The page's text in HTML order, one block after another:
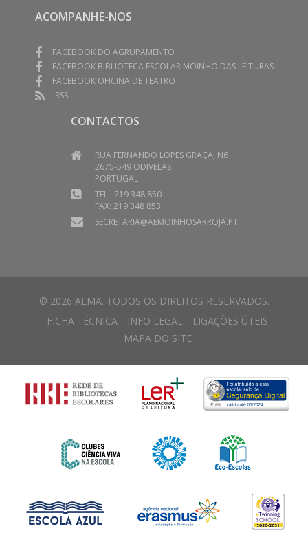
ACOMPANHE-NOS
FACEBOOK DO AGRUPAMENTO
FACEBOOK BIBLIOTECA ESCOLAR MOINHO DAS LEITURAS
FACEBOOK OFICINA DE TEATRO
RSS
CONTACTOS
RUA FERNANDO LOPES GRAÇA, N6
2675-549 ODIVELAS
PORTUGAL
TEL.: 219 348 850
FAX: 219 348 853
SECRETARIA@AEMOINHOSARROJA.PT
© 2026 AEMA. TODOS OS DIREITOS RESERVADOS.
FICHA TÉCNICA
INFO LEGAL
LIGAÇÕES ÚTEIS
MAPA DO SITE